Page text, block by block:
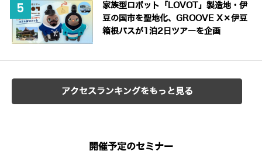
家族型ロボット「LOVOT」製造地・伊
豆の国市を聖地化、GROOVE X×伊豆
箱根バスが1泊2日ツアーを企画
アクセスランキングをもっと見る
開催予定のセミナー